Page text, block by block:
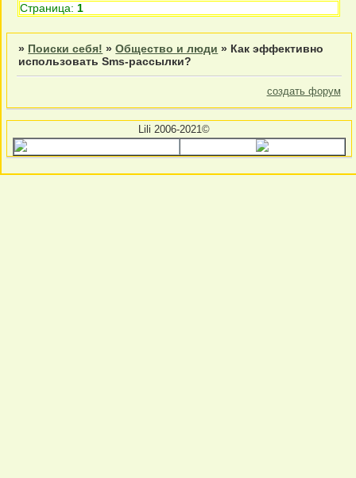
Страница: 1
» Поиски себя! »Общество и люди » Как эффективно
использовать Sms-рассылки?
создать форум
Lili 2006-2021©